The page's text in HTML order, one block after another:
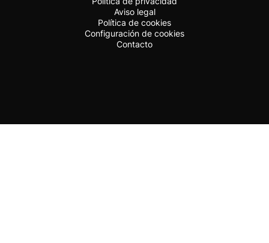
Aviso legal
Política de cookies
Configuración de cookies
Contacto